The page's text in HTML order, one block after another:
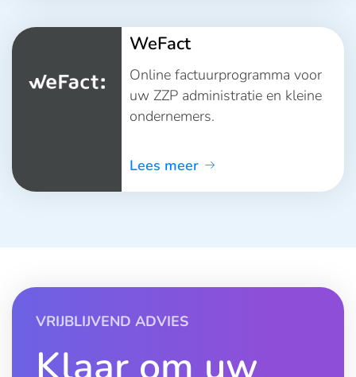
WeFact
Online factuurprogramma voor
uw ZZP administratie en kleine
ondernemers.
Lees meer
VRIJBLIJVEND ADVIES